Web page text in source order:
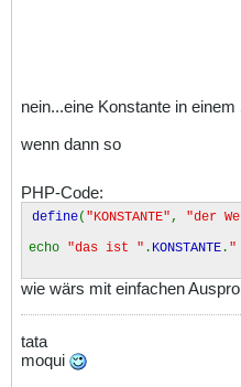
nein...eine Konstante in
wenn dann so
PHP-Code:
define( "KONSTANTE" , "der
echo "das ist " . KONSTANTE . "
wie wärs mit einfachen
tata
moqui